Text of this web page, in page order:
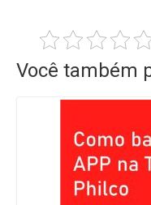
Você também